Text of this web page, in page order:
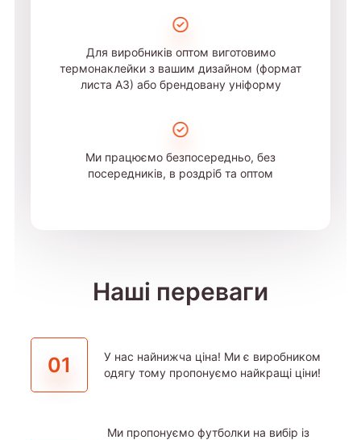
Для виробників оптом виготовимо
термонаклейки з вашим дизайном (формат
листа А3) або брендовану уніформу
Ми працюємо безпосередньо, без
посередників, в роздріб та оптом
Наші переваги
01
У нас найнижча ціна! Ми є виробником
одягу тому пропонуємо найкращі ціни!
Ми пропонуємо футболки на вибір із